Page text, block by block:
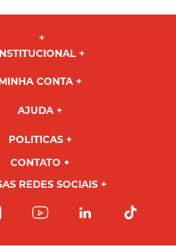
INSTITUCIONAL
MINHA CONTA
AJUDA
POLITICAS
CONTATO
REDES SOCIAIS